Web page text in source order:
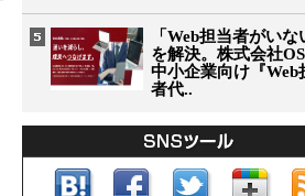
「Web担当者がいな
を解決。株式会社
中小企業向け『Web
者代..